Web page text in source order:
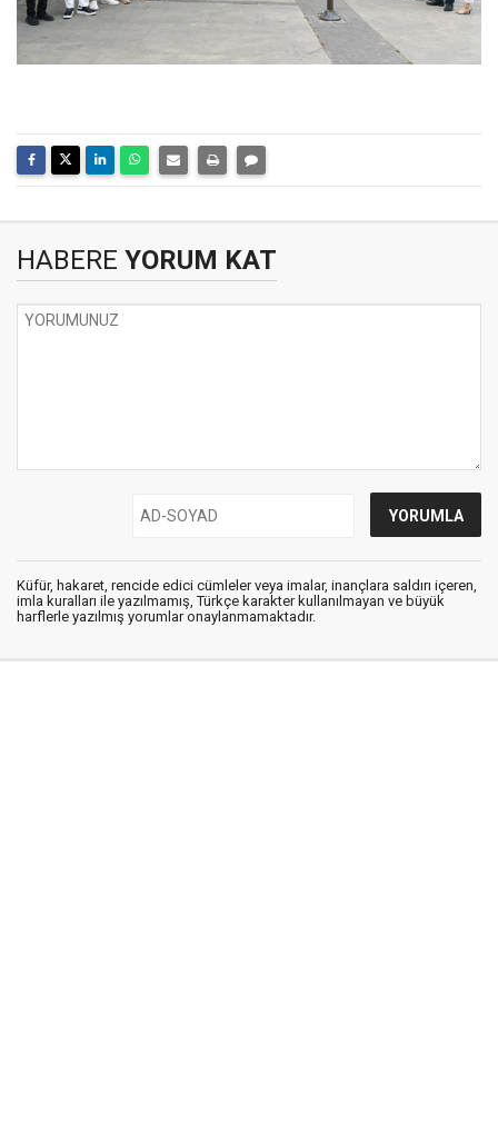
HABERE YORUM KAT
Küfür, hakaret, rencide edici cümleler veya imalar, inançlara saldırı içeren,
imla kuralları ile yazılmamış, Türkçe karakter kullanılmayan ve büyük
harflerle yazılmış yorumlar onaylanmamaktadır.